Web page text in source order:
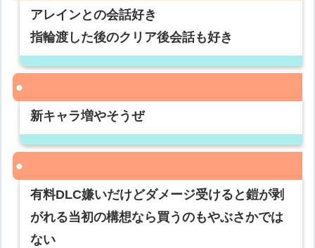
アレインとの会話好き
指輪渡した後のクリア後会話も好き
新キャラ増やそうぜ
有料DLC嫌いだけどダメージ受けると鎧が剥
がれる当初の構想なら買うのもやぶさかでは
ない